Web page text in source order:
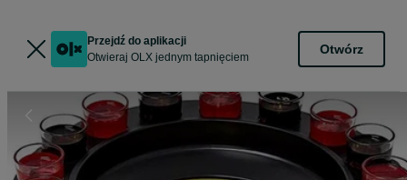
Przejdź do aplikacji
Otwieraj OLX jednym tapnięciem
Otwórz